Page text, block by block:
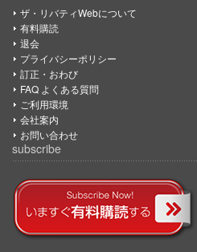
ザ・リバティWebについて
有料購読
退会
プライバシーポリシー
訂正・おわび
FAQ よくある質問
ご利用環境
会社案内
お問い合わせ
subscribe